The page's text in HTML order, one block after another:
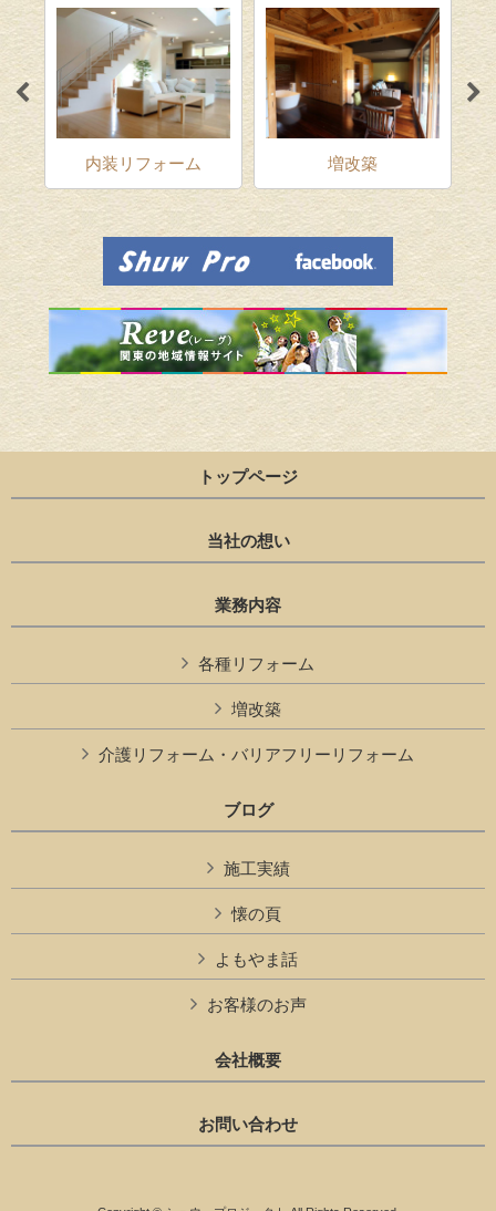
内装リフォーム 増改築
トップページ
当社の想い
業務内容
各種リフォーム
増改築
介護リフォーム・バリアフリーリフォーム
ブログ
施工実績
懐の頁
よもやま話
お客様のお声
会社概要
お問い合わせ